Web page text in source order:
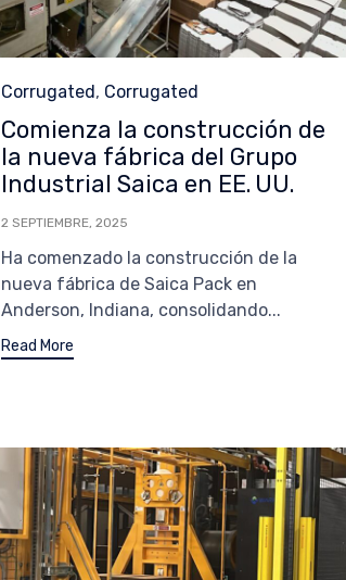
Category
Corrugated, Corrugated
Comienza la construcción de
la nueva fábrica del Grupo
Industrial Saica en EE. UU.
2 SEPTIEMBRE, 2025
Ha comenzado la construcción de la
nueva fábrica de Saica Pack en
Anderson, Indiana, consolidando...
Read More